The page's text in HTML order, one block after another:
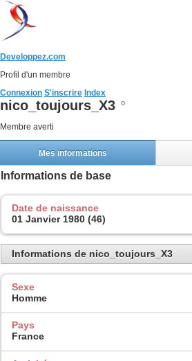
Developpez.com
Profil d'un membre
Connexion S'inscrire Index
nico_toujours_X3
Membre averti
Mes informations
Informations de base
Date de naissance
01 Janvier 1980 (46)
Informations de nico_toujours_X3
Sexe
Homme
Pays
France